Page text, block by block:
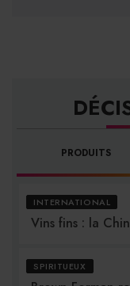
PRODUITS
INTERNATIONAL
Vins fins : la
SPIRITUEUX